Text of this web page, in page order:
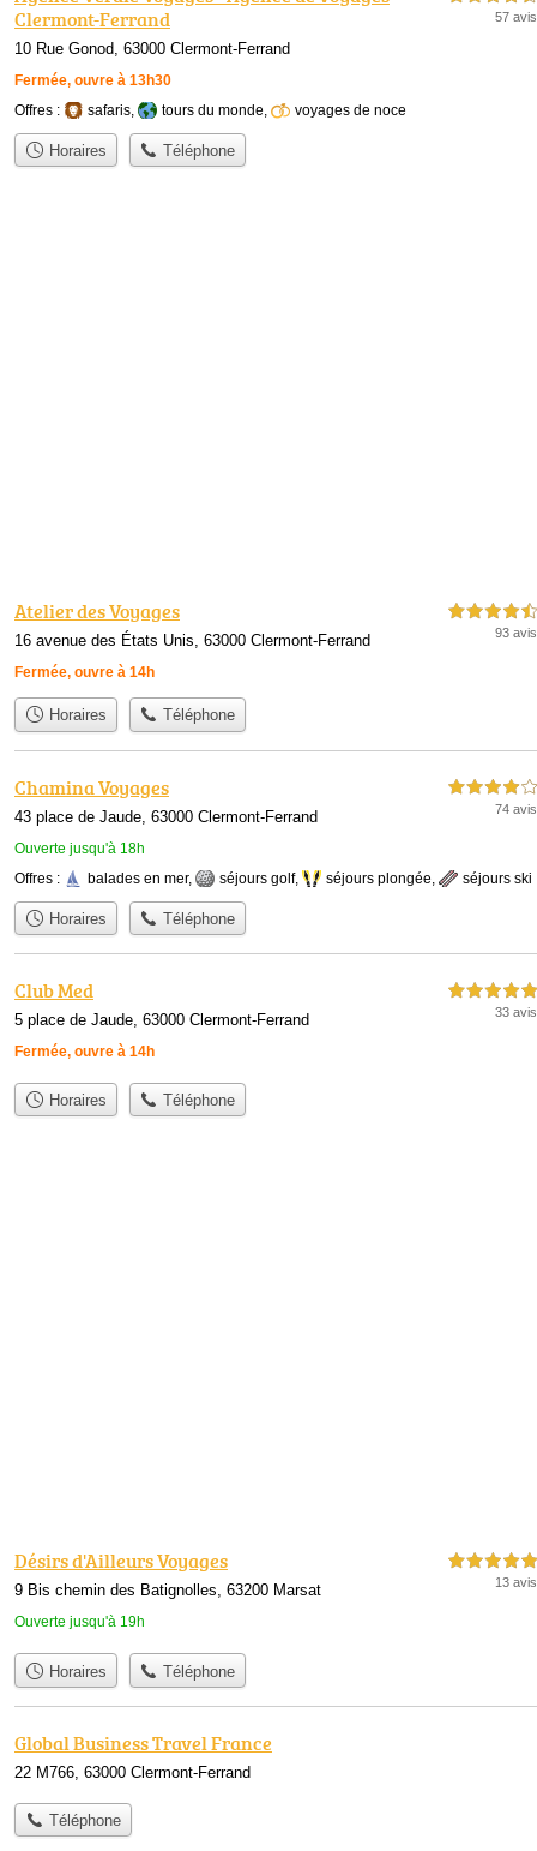
Clermont-Ferrand
10 Rue Gonod, 63000 Clermont-Ferrand
Fermée, ouvre à 13h30
57 avis
Offres : safaris, tours du monde, voyages de noce
Horaires Téléphone
Atelier des Voyages
16 avenue des États Unis, 63000 Clermont-Ferrand
Fermée, ouvre à 14h
4,5 étoiles sur 5
93 avis
Horaires Téléphone
Chamina Voyages
43 place de Jaude, 63000 Clermont-Ferrand
Ouverte jusqu'à 18h
4,0 étoiles sur 5
74 avis
Offres : balades en mer, séjours golf, séjours plongée séjours ski
Horaires Téléphone
Club Med
5 place de Jaude, 63000 Clermont-Ferrand
Fermée, ouvre à 14h
5,0 étoiles sur 5
33 avis
Horaires Téléphone
Désirs d'Ailleurs Voyages
9 Bis chemin des Batignolles, 63200 Marsat
Ouverte jusqu'à 19h
5,0 étoiles sur 5
13 avis
Horaires Téléphone
Global Business Travel France
22 M766, 63000 Clermont-Ferrand
Téléphone